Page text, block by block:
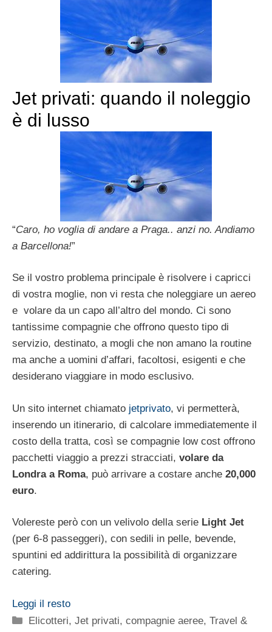
Jet privati: quando il noleggio
è di lusso
“Caro, ho voglia di andare a Praga.. anzi no. Andiamo
a Barcellona!”
Se il vostro problema principale è risolvere i capricci
di vostra moglie, non vi resta che noleggiare un aereo
e volare da un capo all’altro del mondo. Ci sono
tantissime compagnie che offrono questo tipo di
servizio, destinato, a mogli che non amano la routine
ma anche a uomini d’affari, facoltosi, esigenti e che
desiderano viaggiare in modo esclusivo.
Un sito internet chiamato jetprivato, vi permetterà,
inserendo un itinerario, di calcolare immediatemente il
costo della tratta, così se compagnie low cost offrono
pacchetti viaggio a prezzi stracciati, volare da
Londra a Roma, può arrivare a costare anche 20,000
euro.
Volereste però con un velivolo della serie Light Jet
(per 6-8 passeggeri), con sedili in pelle, bevende,
spuntini ed addirittura la possibilità di organizzare
catering.
Leggi il resto
Categorie
Elicotteri, Jet privati, compagnie aeree,Travel &